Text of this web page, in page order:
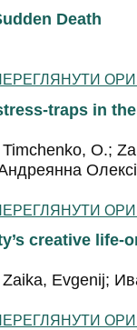
Death
traps in
O.;
creative life-
Evgenij;